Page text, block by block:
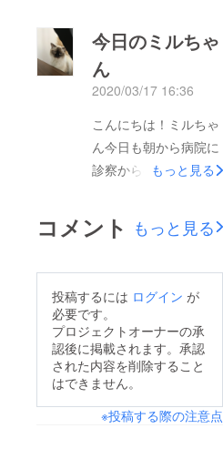
す。ちょうどこの間、
写真にある石碑が届き
ました。家の中にミル
石碑があることが未だ
に不思議な気持ちで
す。早いものでミルが
ど１ヶ月が経ちます。
一人になってしまった
は、寂しいのかよく鳴
くようになり、さらに
よくついて来るように
なりました。（元気に
遊んで食べているので
体調は問題なさそうで
す。）毎日お線香をあ
行ってきました。少し
残念なお知らせになっ
てしまいますが、パト
できればと思います。
昨夜、私たちと一緒に
ベッドで寝ていたミル
経った頃でしょうか。
ても苦しそうに息が荒
くなってしまいまし
た。ストローでお水を
口に入れてあげると落
ち着きましたが、それ
から今日の朝はずっと
寝たきりになってしま
今日のミルちゃ
ん
2020/03/17 16:36
こんにちは！ミルちゃ
ん今日も朝から病院に
診察からのスタート。
を食べず、薬も受け付
けず。食欲増進のお薬
ネコさんのアポロとは
同じお部屋で寝ないよ
うにとの事だったの
で、お昼寝も夜も別々
しいね。歩くのが少し
もっと見る
コメント もっと見る
投稿するには ログイン が
必要です。
プロジェクトオーナーの承
認後に掲載されます。承認
された内容を削除すること
はできません。
※投稿する際の注意点